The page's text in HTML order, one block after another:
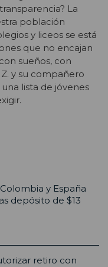
La
población
y liceos se está
que no encajan
sueños, con
y su compañero
lista de jóvenes
y España
depósito de $13
retiro con